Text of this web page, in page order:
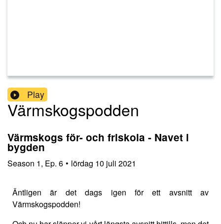
Play
Värmskogspodden
Värmskogs för- och friskola - Navet i
bygden
Season 1, Ep. 6 • lördag 10 juli 2021
Äntligen är det dags igen för ett avsnitt av
Värmskogspodden!